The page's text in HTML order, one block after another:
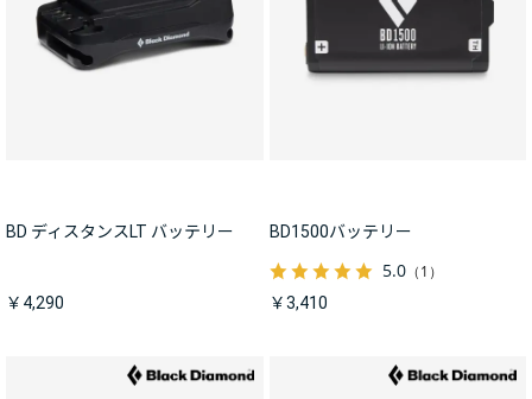
BD ディスタンスLT バッテリー
￥4,290
BD1500バッテリー
5.0（1）
￥3,410